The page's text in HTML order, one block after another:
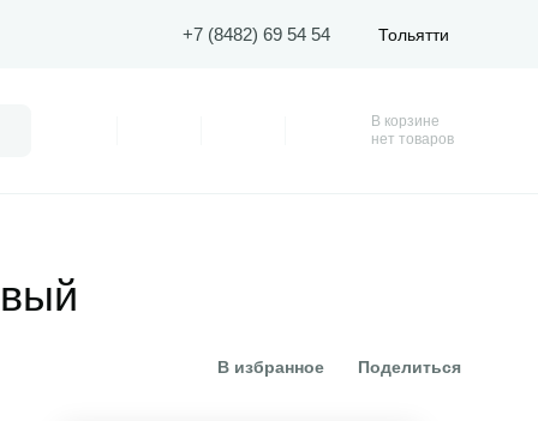
+7 (8482) 69 54 54 Тольятти
Корзина
В корзине
нет товаров
В избранное Поделиться